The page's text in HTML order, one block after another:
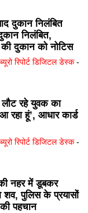
दुकान निलंबित
निलंबित,
की दुकान को नोटिस
ब्यूरो रिपोर्ट डिजिटल डेस्क -
रहे युवक का
रहा हूं’, आधार कार्ड
ब्यूरो रिपोर्ट डिजिटल डेस्क -
नहर में डूबकर
शव, पुलिस के प्रयासों
पहचान